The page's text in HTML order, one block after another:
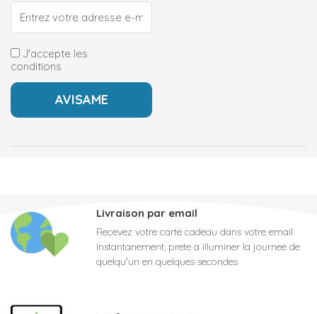
J'accepte les
conditions
Livraison par email
Recevez votre carte cadeau dans votre email
instantanement, prete a illuminer la journee de
quelqu'un en quelques secondes